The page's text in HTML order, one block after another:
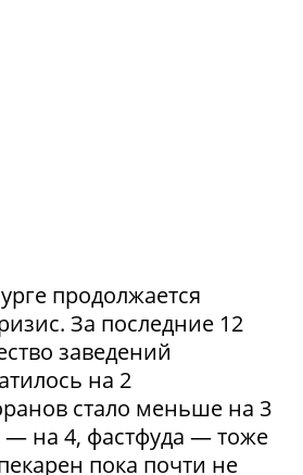
продолжается
За последние 12
заведений
на 2
стало меньше на 3
— на 4, фастфуда — тоже
пока почти не